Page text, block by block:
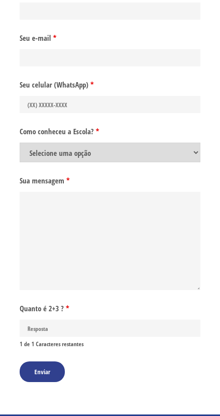
Seu e-mail *
Seu celular (WhatsApp) *
Como conheceu a Escola? *
Sua mensagem *
Quanto é 2+3 ? *
1 de 1 Caracteres restantes